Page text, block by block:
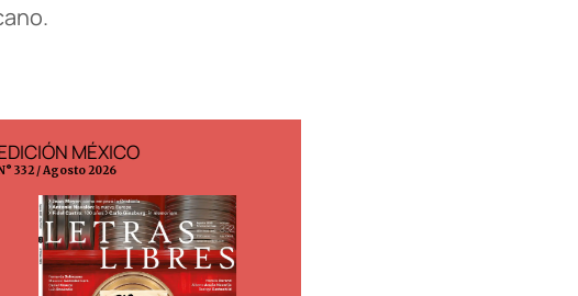
ESPAÑA
299 / Agosto 2026